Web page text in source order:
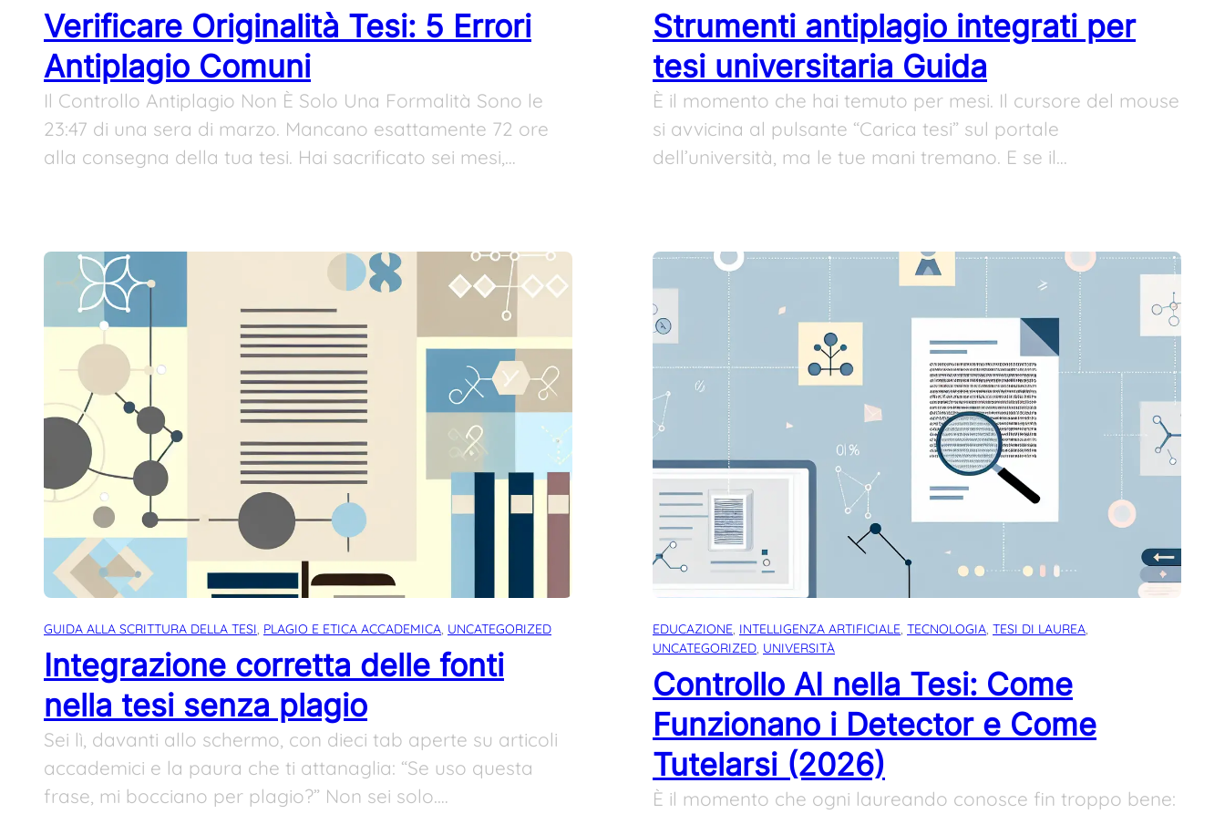
Verificare Originalità Tesi: 5 Errori
Antiplagio Comuni
Il Controllo Antiplagio Non È Solo Una Formalità Sono le
23:47 di una sera di marzo. Mancano esattamente 72 ore
alla consegna della tua tesi. Hai sacrificato sei mesi,…
Strumenti antiplagio integrati per
tesi universitaria Guida
È il momento che hai temuto per mesi. Il cursore del mouse
si avvicina al pulsante “Carica tesi” sul portale
dell’università, ma le tue mani tremano. E se il…
GUIDA ALLA SCRITTURA DELLA TESI, PLAGIO E ETICA ACCADEMICA, UNCATEGORIZED
Integrazione corretta delle fonti
nella tesi senza plagio
Sei lì, davanti allo schermo, con dieci tab aperte su articoli
accademici e la paura che ti attanaglia: “Se uso questa
frase, mi bocciano per plagio?” Non sei solo.…
EDUCAZIONE, INTELLIGENZA ARTIFICIALE, TECNOLOGIA, TESI DI LAUREA
UNCATEGORIZED, UNIVERSITÀ
Controllo AI nella Tesi: Come
Funzionano i Detector e Come
Tutelarsi (2026)
È il momento che ogni laureando conosce fin troppo bene: